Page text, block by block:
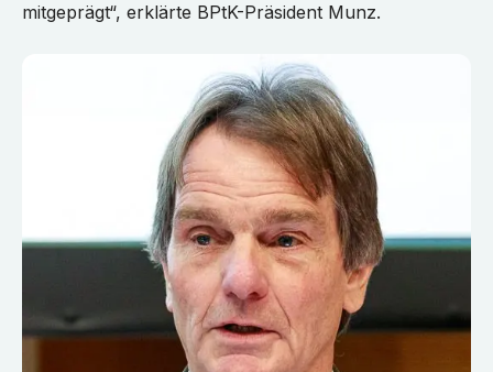
mitgeprägt“, erklärte BPtK-Präsident Munz.